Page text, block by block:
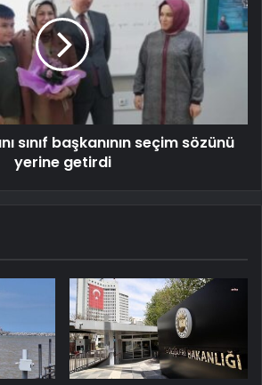
sınıf başkanının seçim sözünü
yerine getirdi